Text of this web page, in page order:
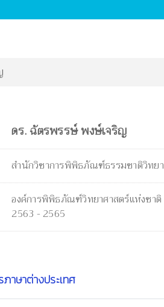
ดร. ฉัตรพรรษ์ พงษ์เจริญ
สำนักวิชาการพิพิธภัณฑ์ธรรมชาติวิทยา
องค์การพิพิธภัณฑ์วิทยาศาสตร์แห่งชาติ
2563 - 2565
าษาต่างประเทศ